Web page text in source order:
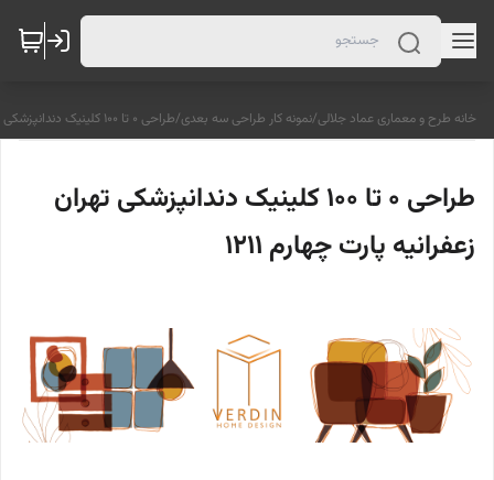
خانه طرح و معماری عماد جلالی/نمونه کار طراحی سه بعدی/طراحی ۰ تا ۱۰۰ کلینیک دندانپزشکی تهران زعفرانیه پارت چهارم 1211
طراحی ۰ تا ۱۰۰ کلینیک دندانپزشکی تهران
زعفرانیه پارت چهارم 1211